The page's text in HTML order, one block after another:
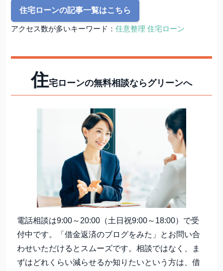
住宅ローンの記事一覧はこちら
アクセス数が多いキーワード： 任意整理 住宅ローン
住宅ローンの無料相談ならグリーンへ
電話相談は9:00～20:00（土日祝9:00～18:00）で受
付中です。「借金返済のブログをみた」とお問い合
わせいただけるとスムーズです。相談ではなく、ま
ずはどれくらい減らせるか知りたいという方は、借